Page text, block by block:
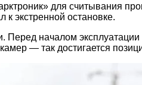
для считывания
к экстренной остановке.
началом
— так достигается